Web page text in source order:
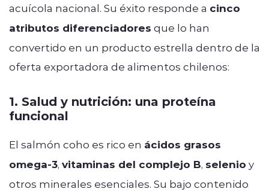
acuícola nacional. Su éxito responde a cinco
atributos diferenciadores que lo han
convertido en un producto estrella dentro de la
oferta exportadora de alimentos chilenos:
1. Salud y nutrición: una proteína
funcional
El salmón coho es rico en ácidos grasos
omega-3, vitaminas del complejo B, selenio y
otros minerales esenciales. Su bajo contenido